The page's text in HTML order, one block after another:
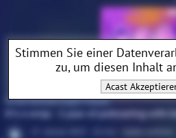
Stimmen Sie einer
zu, um diesen Inhalt
Acast